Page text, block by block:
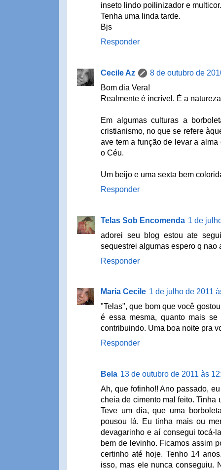
inseto lindo poilinizador e multicor.
Tenha uma linda tarde.
Bjs
Responder
Cecile Az
8 de outubro de
Bom dia Vera!
Realmente é incrível. É a
Em algumas culturas a
cristianismo, no que se refere
ave tem a função de levar a
o Céu.
Um beijo e uma sexta bem
Responder
Telas Sob Encomenda 1 de
adorei seu blog estou ate
sequestrei algumas espero q nao
Responder
Maria Cecile 1 de julho de 2011
"Telas", que bom que você
é essa mesma, quanto mais se
contribuindo. Uma boa noite pra
Responder
Bela 13 de outubro de 2011 às
Ah, que fofinho!! Ano passado,
cheia de cimento mal feito. Tinha
Teve um dia, que uma
pousou lá. Eu tinha mais ou
devagarinho e aí consegui tocá-
bem de levinho. Ficamos assim
certinho até hoje. Tenho 14
isso, mas ele nunca conseguiu.